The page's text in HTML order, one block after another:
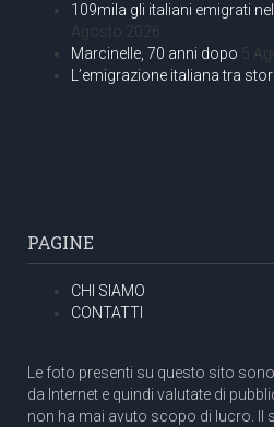
109mila gli italiani emigrati
Agosto 2026
Marcinelle, 70 anni dopo 5
L’emigrazione italiana tra
PAGINE
CHI SIAMO
CONTATTI
Le foto presenti su questo sito
da Internet e quindi valutate di
non ha mai avuto scopo di lucro. Il